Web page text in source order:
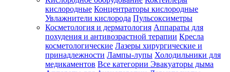
Зарегистрироваться
кислородные Концентраторы кислородные
Увлажнители кислорода Пульсоксиметры
Косметология и дерматология Аппараты для
похудения и антивозрастной терапии Кресла
косметологические Лазеры хирургические и
принадлежности Лампы-лупы Холодильники для
медикаментов Все категории Эвакуаторы дыма